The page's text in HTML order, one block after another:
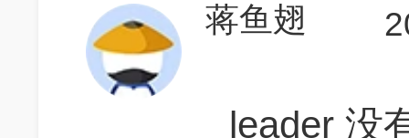
蒋鱼翅
leader 没